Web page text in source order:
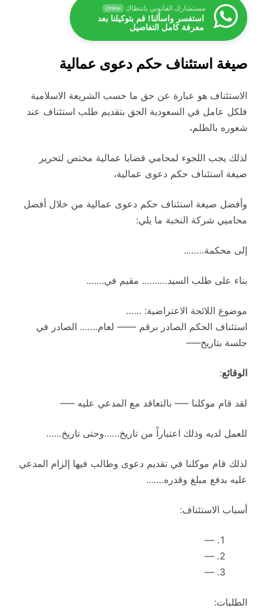
مستشارك القانوني بانتظاك Online
استفسر واسألنا! قم بتوكيلنا بعد
معرفة كامل التفاصيل
صيغة استئناف حكم دعوى عمالية
الاستئناف هو عبارة عن حق ما حسب الشريعة الاسلامية
فلكل عامل في السعودية الحق بتقديم طلب استئناف عند
شعوره بالظلم،
لذلك يجب اللجوء لمحامي قضايا عمالية مختص لتحرير
صيغة استئناف حكم دعوى عمالية،
وأفضل صيغة استئناف حكم دعوى عمالية من خلال أفضل
محاميي شركة النخبة ما يلي:
إلى محكمة……..
بناء على طلب السيد………. مقيم في…….
موضوع اللائحة الاعتراضية: ……
استئناف الحكم الصادر برقم —— لعام……. الصادر في
جلسة بتاريخ—–
الوقائع:
لقد قام موكلنا —– بالتعاقد مع المدعي عليه —–
للعمل لديه وذلك اعتباراً من تاريخ……وحتى تاريخ……
لذلك قام موكلنا في تقديم دعوى وطالب فيها إلزام المدعي
عليه بدفع مبلغ وقدره…….
أسباب الاستئناف:
—
—
—
الطلبات: